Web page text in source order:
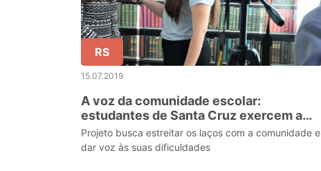
RS
15.07.2019
A voz da comunidade escolar:
estudantes de Santa Cruz exercem a
cidadania em projeto de Comunicação
Comunitária
Projeto busca estreitar os laços com a comunidade e
dar voz às suas dificuldades